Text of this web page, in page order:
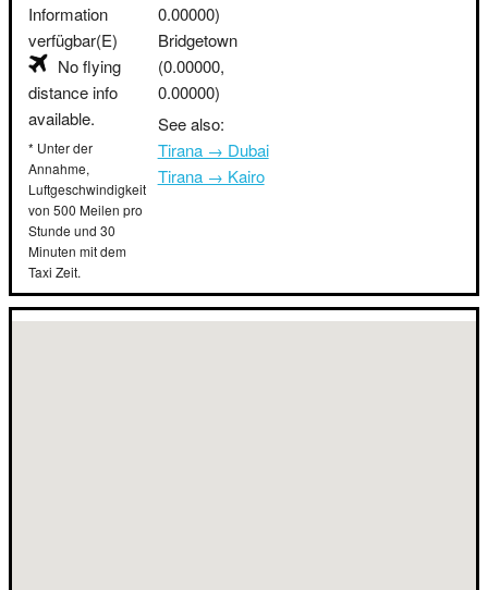
Information
verfügbar(E)
No flying
distance info
available.
* Unter der
Annahme,
Luftgeschwindigkeit
von 500 Meilen pro
Stunde und 30
Minuten mit dem
Taxi Zeit.
0.00000)
Bridgetown
(0.00000,
0.00000)
See also:
Tirana → Dubai
Tirana → Kairo